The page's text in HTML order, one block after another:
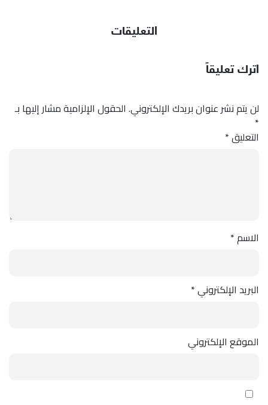
التعليقات
اترك تعليقاً
لن يتم نشر عنوان بريدك الإلكتروني. الحقول الإلزامية مشار إليها بـ
*
التعليق*
الاسم*
البريد الإلكتروني*
الموقع الإلكتروني